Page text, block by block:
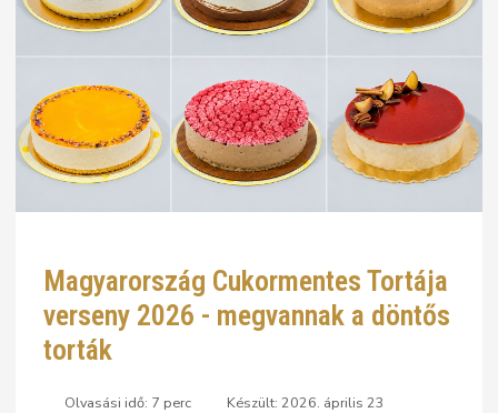
Magyarország Cukormentes Tortája
verseny 2026 - megvannak a döntős
torták
Olvasási idő: 7 perc Készült: 2026. április 23